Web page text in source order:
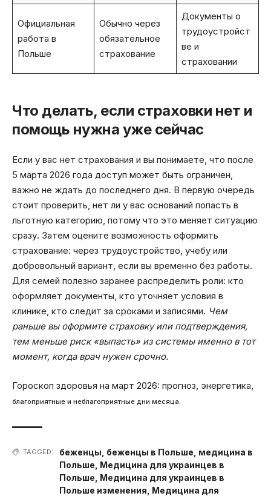
Официальная
работа в
Польше
Обычно через
обязательное
страхование
Документы о
трудоустройст
ве и
страховании
Что делать, если страховки нет и
помощь нужна уже сейчас
Если у вас нет страхования и вы понимаете, что после
5 марта 2026 года доступ может быть ограничен,
важно не ждать до последнего дня. В первую очередь
стоит проверить, нет ли у вас оснований попасть в
льготную категорию, потому что это меняет ситуацию
сразу. Затем оцените возможность оформить
страхование: через трудоустройство, учебу или
добровольный вариант, если вы временно без работы.
Для семей полезно заранее распределить роли: кто
оформляет документы, кто уточняет условия в
клинике, кто следит за сроками и записями. Чем
раньше вы оформите страховку или подтверждения,
тем меньше риск «выпасть» из системы именно в тот
момент, когда врач нужен срочно.
Гороскоп здоровья на март 2026: прогноз, энергетика,
благоприятные и неблагоприятные дни месяца.
TAGGED: беженцы беженцы в Польше медицина в
Польше Медицина для украинцев в
Польше Медицина для украинцев в
Польше изменения Медицина для